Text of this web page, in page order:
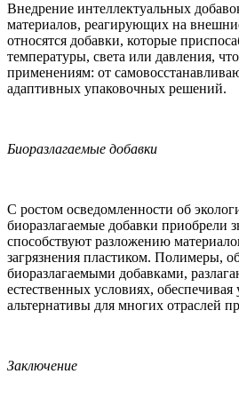
Внедрение интеллектуальных
материалов, реагирующих на
относятся добавки, которые
температуры, света или давления,
применениям: от
адаптивных упаковочных решений.
Биоразлагаемые добавки
С ростом осведомленности об
биоразлагаемые добавки приобрели
способствуют разложению
загрязнения пластиком. Полимеры,
биоразлагаемыми добавками,
естественных условиях,
альтернативы для многих отраслей
Заключение